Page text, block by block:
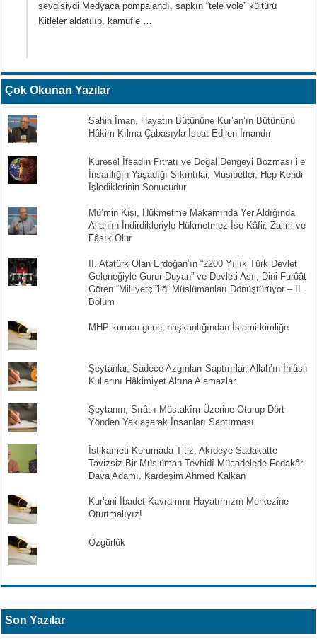
sevgisiydi Medyaca pompalandı, sapkın “tele vole” kültürü
Kitleler aldatılıp, kamufle …
Çok Okunan Yazılar
Sahih İman, Hayatın Bütününe Kur’an’ın Bütününü
Hâkim Kılma Çabasıyla İspat Edilen İmandır
Küresel İfsadın Fıtratı ve Doğal Dengeyi Bozması ile
İnsanlığın Yaşadığı Sıkıntılar, Musibetler, Hep Kendi
İşlediklerinin Sonucudur
Mü’min Kişi, Hükmetme Makamında Yer Aldığında
Allah’ın İndirdikleriyle Hükmetmez İse Kâfir, Zalim ve
Fâsık Olur
II. Atatürk Olan Erdoğan’ın “2200 Yıllık Türk Devlet
Geleneğiyle Gurur Duyan” ve Devleti Asıl, Dini Furûât
Gören “Milliyetçi”liği Müslümanları Dönüştürüyor – II.
Bölüm
MHP kurucu genel başkanlığından İslami kimliğe
Şeytanlar, Sadece Azgınları Saptırırlar, Allah’ın İhlâslı
Kullarını Hâkimiyet Altına Alamazlar
Şeytanın, Sırât-ı Müstakîm Üzerine Oturup Dört
Yönden Yaklaşarak İnsanları Saptırması
İstikameti Korumada Titiz, Akıdeye Sadakatte
Tavizsiz Bir Müslüman Tevhidî Mücadelede Fedakâr
Dava Adamı, Kardeşim Ahmed Kalkan
Kur’ani İbadet Kavramını Hayatımızın Merkezine
Oturtmalıyız!
Özgürlük
Son Yazılar